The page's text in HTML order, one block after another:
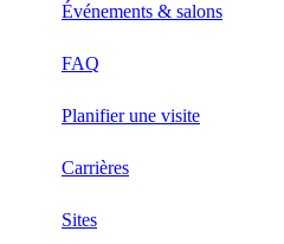
Événements & salons
FAQ
Planifier une visite
Carrières
Sites